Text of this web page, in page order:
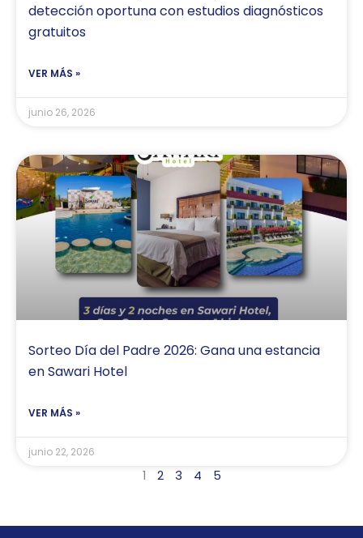
detección oportuna con estudios diagnósticos
gratuitos
VER MÁS »
junio 26, 2026
Sorteo Día del Padre 2026: Gana una estancia
en Sawari Hotel
VER MÁS »
junio 22, 2026
1 2 3 4 5